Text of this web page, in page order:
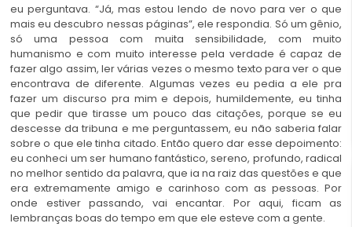
eu perguntava. “Já, mas estou lendo de novo para ver o que
mais eu descubro nessas páginas”, ele respondia. Só um gênio,
só uma pessoa com muita sensibilidade, com muito
humanismo e com muito interesse pela verdade é capaz de
fazer algo assim, ler várias vezes o mesmo texto para ver o que
encontrava de diferente. Algumas vezes eu pedia a ele pra
fazer um discurso pra mim e depois, humildemente, eu tinha
que pedir que tirasse um pouco das citações, porque se eu
descesse da tribuna e me perguntassem, eu não saberia falar
sobre o que ele tinha citado. Então quero dar esse depoimento:
eu conheci um ser humano fantástico, sereno, profundo, radical
no melhor sentido da palavra, que ia na raiz das questões e que
era extremamente amigo e carinhoso com as pessoas. Por
onde estiver passando, vai encantar. Por aqui, ficam as
lembranças boas do tempo em que ele esteve com a gente.